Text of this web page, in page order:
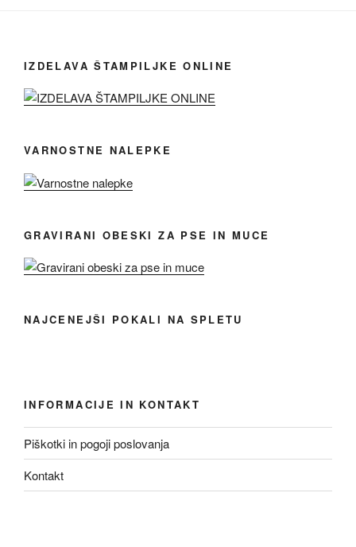
IZDELAVA ŠTAMPILJKE ONLINE
VARNOSTNE NALEPKE
GRAVIRANI OBESKI ZA PSE IN MUCE
NAJCENEJŠI POKALI NA SPLETU
INFORMACIJE IN KONTAKT
Piškotki in pogoji poslovanja
Kontakt